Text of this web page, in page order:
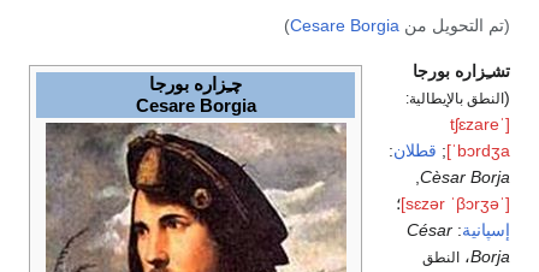
(تم التحويل من Cesare Borgia
)
چـِزاره بورجا
Cesare Borgia
تشـِزاره بورجا
(النطق بالإيطالية:
[ˈtʃɛzare
ˈbɔrdʒa]
; قطلان:
Cèsar Borja
[ˈsɛzər ˈβɔrʒə]
؛
إسپانية:
César
Borja، النطق